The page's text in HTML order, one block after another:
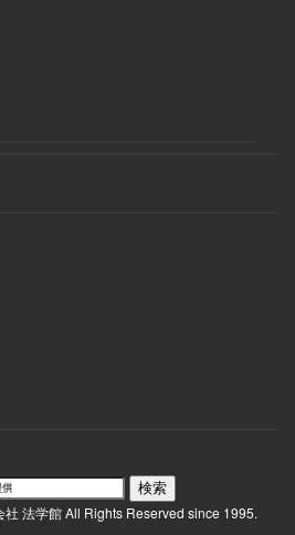
法学館 All Rights Reserved since 1995.